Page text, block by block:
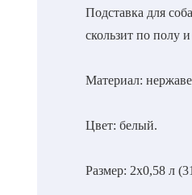
Подставка для
скользит по полу
Материал:
Цвет: белый.
Размер: 2х0,58 л